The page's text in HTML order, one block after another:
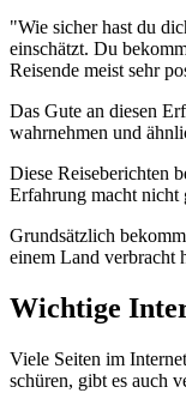
"Wie sicher hast du
einschätzt. Du
Reisende meist sehr
Das Gute an diesen
wahrnehmen und
Diese Reiseberichten
Erfahrung macht nicht
Grundsätzlich
einem Land verbracht
Wichtige
Viele Seiten im
schüren, gibt es auch